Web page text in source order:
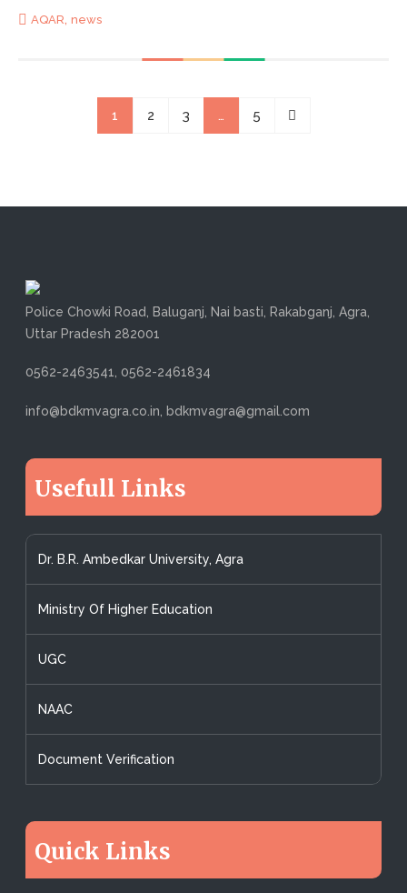
AQAR, news
1 2 3 … 5
Police Chowki Road, Baluganj, Nai basti, Rakabganj, Agra,
Uttar Pradesh 282001
0562-2463541, 0562-2461834
info@bdkmvagra.co.in, bdkmvagra@gmail.com
Usefull Links
Dr. B.R. Ambedkar University, Agra
Ministry Of Higher Education
UGC
NAAC
Document Verification
Quick Links